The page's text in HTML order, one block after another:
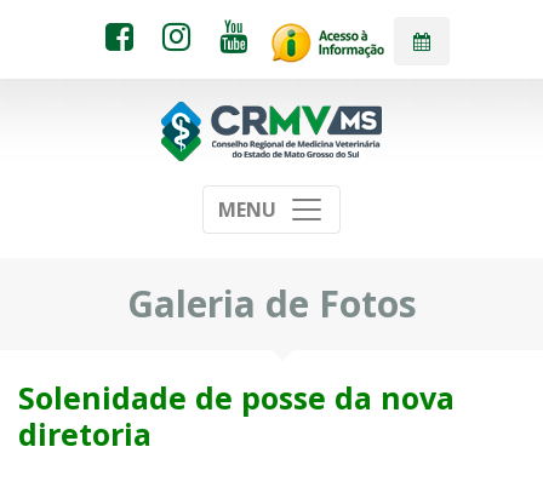
MENU
Galeria de Fotos
Solenidade de posse da nova
diretoria